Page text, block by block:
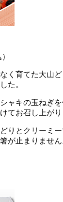
く育てた大山
た。
ャキの玉ねぎ
てお召し上がり
りとクリーミ
が止まりません